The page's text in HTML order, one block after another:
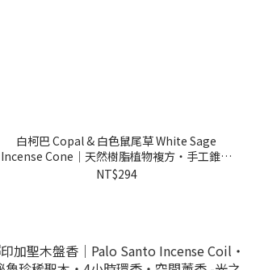
白柯巴 Copal & 白色鼠尾草 White Sage
Incense Cone｜天然樹脂植物複方・手工錐香
香塔・7顆罐裝－光之薩滿
NT$294